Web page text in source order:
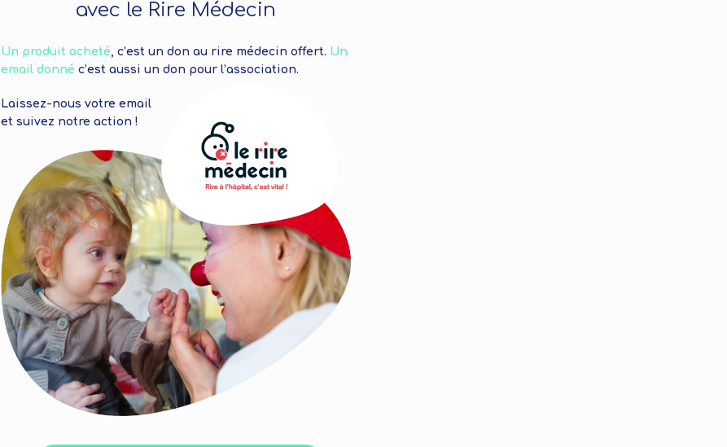
avec le Rire Médecin
Un produit acheté , c’est un don au rire médecin offert. Un
email donné c’est aussi un don pour l’association.
Laissez-nous votre email
et suivez notre action !